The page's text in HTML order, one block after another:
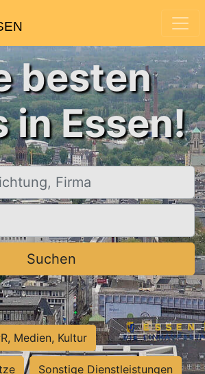
besten
in Essen!
Firma
Suchen
Medien, Kultur
Sonstige Dienstleistungen